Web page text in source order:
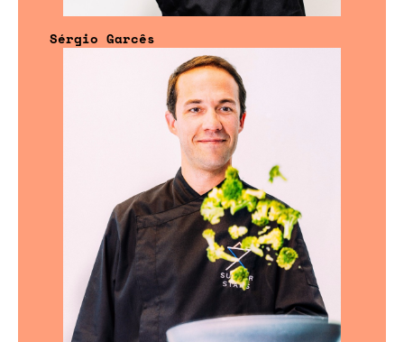
Sérgio Garcês